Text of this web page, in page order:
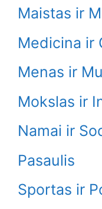
Maistas ir
Medicina ir
Menas ir
Mokslas ir
Namai ir
Pasaulis
Sportas ir